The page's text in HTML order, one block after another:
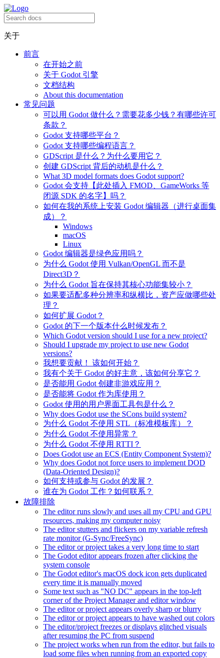
关于
前言
在开始之前
关于 Godot 引擎
文档结构
About this documentation
常见问题
可以用 Godot 做什么？需要花多少钱？有哪些许可
条款？
Godot 支持哪些平台？
Godot 支持哪些编程语言？
GDScript 是什么？为什么要用它？
创建 GDScript 背后的动机是什么？
What 3D model formats does Godot support?
Godot 会支持【此处插入 FMOD、GameWorks 等
闭源 SDK 的名字】吗？
如何在我的系统上安装 Godot 编辑器（进行桌面集
成）？
Windows
macOS
Linux
Godot 编辑器是绿色应用吗？
为什么 Godot 使用 Vulkan/OpenGL 而不是
Direct3D？
为什么 Godot 旨在保持其核心功能集较小？
如果要适配多种分辨率和纵横比，资产应做哪些处
理？
如何扩展 Godot？
Godot 的下一个版本什么时候发布？
Which Godot version should I use for a new project?
Should I upgrade my project to use new Godot
versions?
我想要贡献！ 该如何开始？
我有个关于 Godot 的好主意，该如何分享它？
是否能用 Godot 创建非游戏应用？
是否能将 Godot 作为库使用？
Godot 使用的用户界面工具包是什么？
Why does Godot use the SCons build system?
为什么 Godot 不使用 STL（标准模板库）？
为什么 Godot 不使用异常？
为什么 Godot 不使用 RTTI？
Does Godot use an ECS (Entity Component System)?
Why does Godot not force users to implement DOD
(Data-Oriented Design)?
如何支持或参与 Godot 的发展？
谁在为 Godot 工作？如何联系？
故障排除
The editor runs slowly and uses all my CPU and GPU
resources, making my computer noisy
The editor stutters and flickers on my variable refresh
rate monitor (G-Sync/FreeSync)
The editor or project takes a very long time to start
The Godot editor appears frozen after clicking the
system console
The Godot editor's macOS dock icon gets duplicated
every time it is manually moved
Some text such as "NO DC" appears in the top-left
corner of the Project Manager and editor window
The editor or project appears overly sharp or blurry
The editor or project appears to have washed out colors
The editor/project freezes or displays glitched visuals
after resuming the PC from suspend
The project works when run from the editor, but fails to
load some files when running from an exported copy